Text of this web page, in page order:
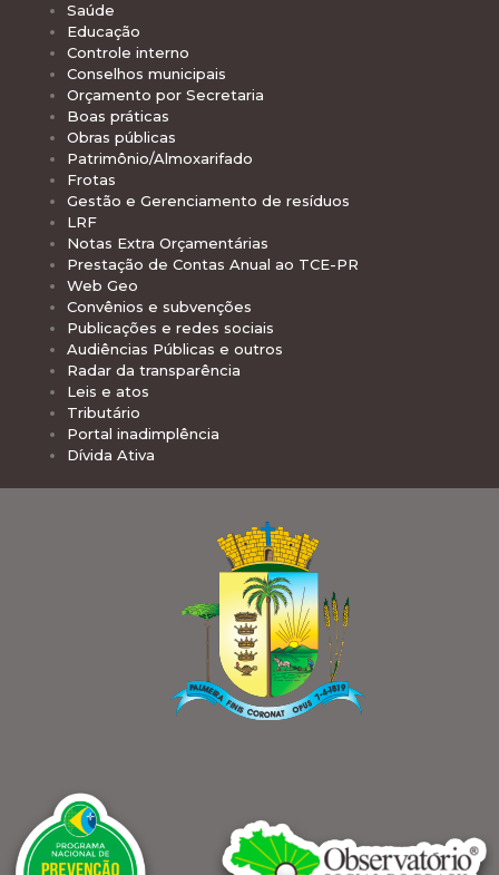
Saúde
Educação
Controle interno
Conselhos municipais
Orçamento por Secretaria
Boas práticas
Obras públicas
Patrimônio/Almoxarifado
Frotas
Gestão e Gerenciamento de resíduos
LRF
Notas Extra Orçamentárias
Prestação de Contas Anual ao TCE-PR
Web Geo
Convênios e subvenções
Publicações e redes sociais
Audiências Públicas e outros
Radar da transparência
Leis e atos
Tributário
Portal inadimplência
Dívida Ativa